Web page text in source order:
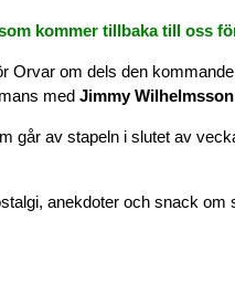
kommer tillbaka till oss
Orvar om dels den
med Jimmy Wilhelmsson
går av stapeln i slutet av
anekdoter och snack om